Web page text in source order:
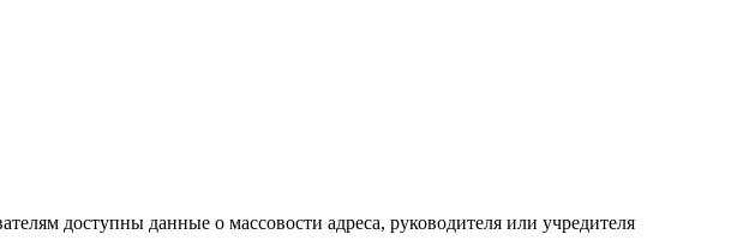
доступны данные о массовости адреса, руководителя или учредителя